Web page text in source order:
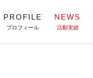
PROFILE
プロフィール
NEWS
活動実績